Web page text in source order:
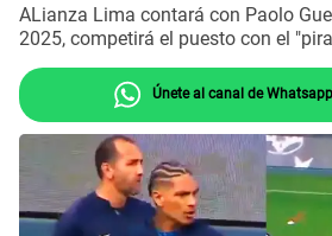
ALianza Lima contará con Paolo
2025, competirá el puesto con el
Únete al canal de